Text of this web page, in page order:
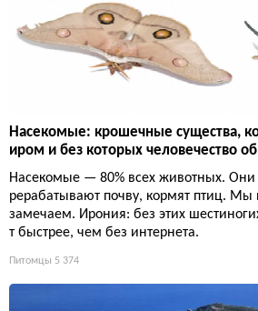
Насекомые: крошечные существа,
иром и без которых человечество
Насекомые — 80% всех животных. Они
рерабатывают почву, кормят птиц.
замечаем. Ирония: без этих
т быстрее, чем без интернета.
Питомцы 5 374